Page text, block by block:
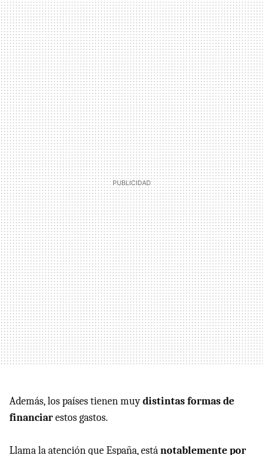
Además, los países tienen muydistintas formas de
financiarestos gastos.
Llama la atención que España, estánotablemente por